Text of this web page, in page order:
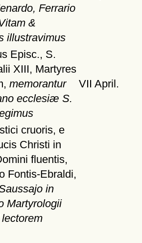
Ferrario
&
illustravimus
Episc., S.
XIII, Martyres
memorantur
ecclesiæ S.
VII April.
cruoris, e
Christi in
fluentis,
Fontis-Ebraldi,
in
Martyrologii